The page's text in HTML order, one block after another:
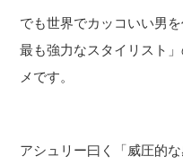
でも世界でカッコいい男
最も強力なスタイリスト
メです。
アシュリー曰く「威圧的